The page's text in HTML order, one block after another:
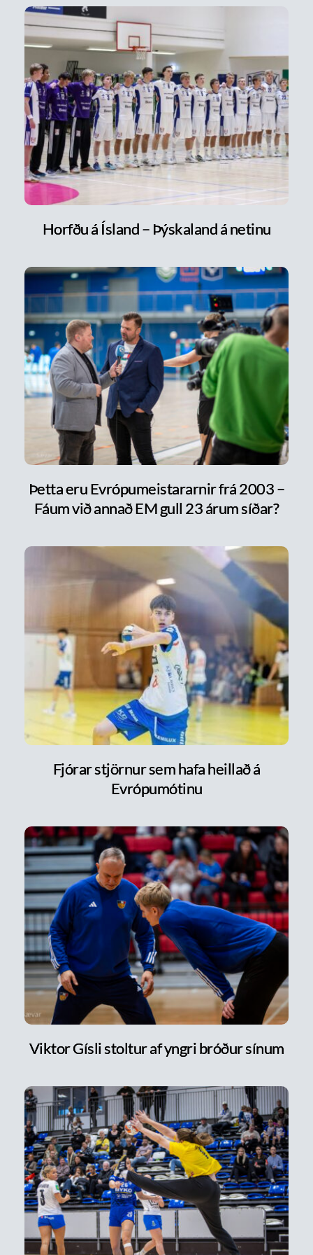
Horfðu á Ísland – Þýskaland á netinu
Þetta eru Evrópumeistararnir frá 2003 –
Fáum við annað EM gull 23 árum síðar?
Fjórar stjörnur sem hafa heillað á
Evrópumótinu
Viktor Gísli stoltur af yngri bróður sínum